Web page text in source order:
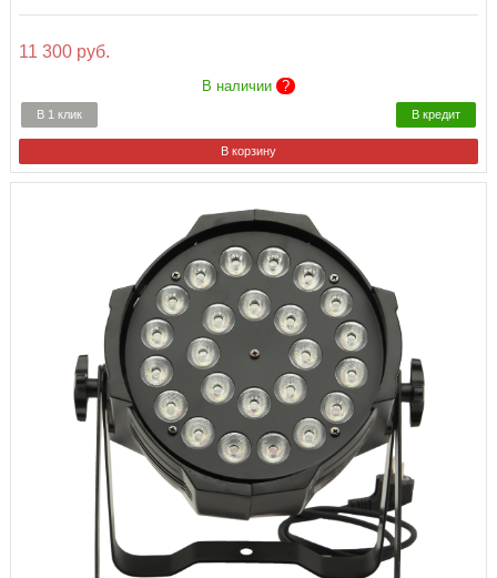
11 300 руб.
В наличии ?
В 1 клик В кредит